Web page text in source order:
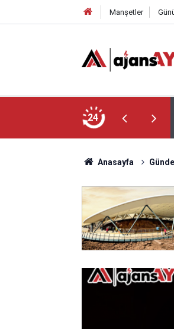
Manşetler
24
Anasayfa